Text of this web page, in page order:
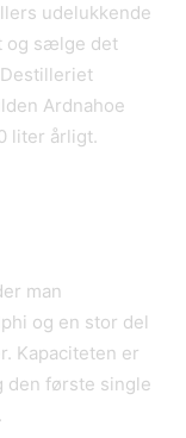
udelukkende
og sælge det
Ardnahoe
liter årligt.
man
og en stor del
Kapaciteten er
den første single